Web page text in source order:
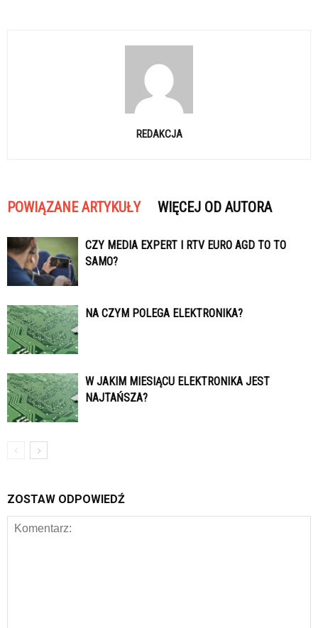
REDAKCJA
POWIĄZANE ARTYKUŁY WIĘCEJ OD AUTORA
CZY MEDIA EXPERT I RTV EURO AGD TO TO
SAMO?
NA CZYM POLEGA ELEKTRONIKA?
W JAKIM MIESIĄCU ELEKTRONIKA JEST
NAJTAŃSZA?
ZOSTAW ODPOWIEDŹ